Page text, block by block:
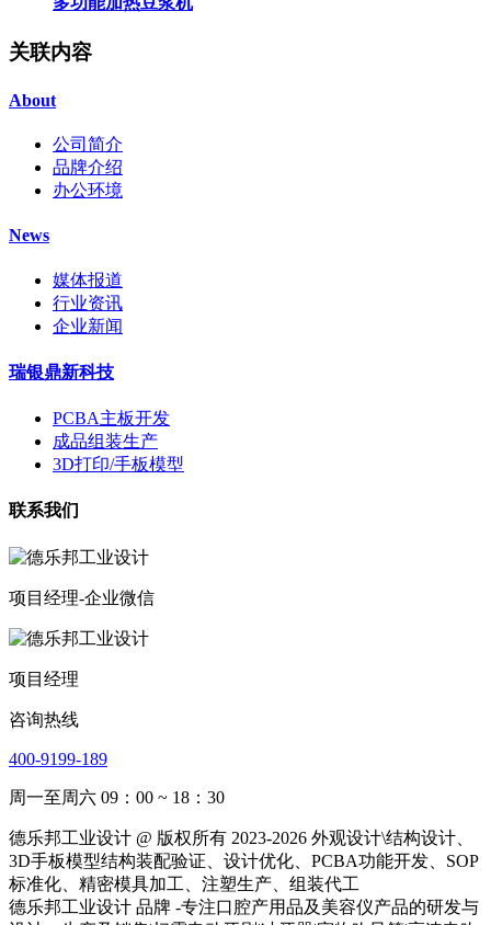
关联内容
About
公司简介
品牌介绍
办公环境
News
媒体报道
行业资讯
企业新闻
瑞银鼎新科技
PCBA主板开发
成品组装生产
3D打印/手板模型
联系我们
项目经理-企业微信
项目经理
咨询热线
400-9199-189
周一至周六 09：00 ~ 18：30
德乐邦工业设计 @ 版权所有 2023-2026 外观设计\结构设计、
3D手板模型结构装配验证、设计优化、PCBA功能开发、SOP
标准化、精密模具加工、注塑生产、组装代工
德乐邦工业设计 品牌 -专注口腔产用品及美容仪产品的研发与